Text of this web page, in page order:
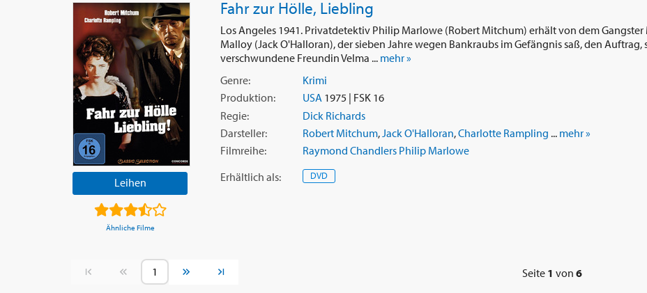
Leihen
Ähnliche Filme
Fahr zur Hölle, Liebling
Los Angeles 1941. Privatdetektiv Philip Marlowe (Robert Mitchum) erhält von dem Gangster
Malloy (Jack O'Halloran), der sieben Jahre wegen Bankraubs im Gefängnis saß, den Auftrag,
verschwundene Freundin Velma ... mehr »
Genre:
Krimi
Produktion:
USA1975 | FSK 16
Regie:
Dick Richards
Darsteller:
Robert Mitchum, Jack O'Halloran,Charlotte Rampling ... mehr »
Filmreihe:
Raymond Chandlers Philip Marlowe
Erhältlich als: DVD
Vorherige Seite Nächste Seite Seite 1 von 6